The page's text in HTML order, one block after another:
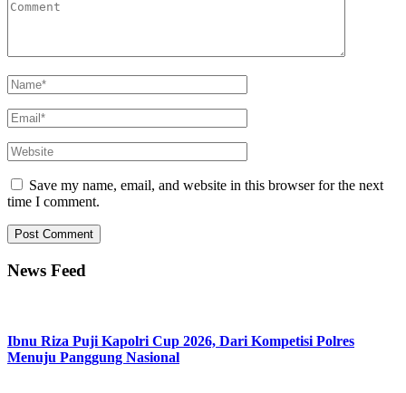
Save my name, email, and website in this browser for the next
time I comment.
News Feed
Ibnu Riza Puji Kapolri Cup 2026, Dari Kompetisi Polres
Menuju Panggung Nasional